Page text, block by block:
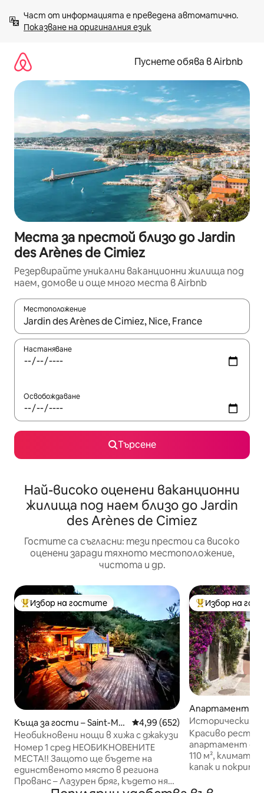
към
съдържанието
Показване на оригиналния език
Пуснете обява в Airbnb
Места за престой близо до Jardin
des Arènes de Cimiez
Резервирайте уникални ваканционни жилища под
наем, домове и още много места в Airbnb
Местоположение
Когато резултатите се покажат, използвайте
Настаняване
Освобождаване
Търсене
Най-високо оценени ваканционни
жилища под наем близо до Jardin
des Arènes de Cimiez
Гостите са съгласни: тези престои са високо
оценени заради тяхното местоположение,
чистота и др.
Най-популярен избор на гостите
Избор на гостите
Къща за гости – Saint-Mar
tin-du-Var
Средна оценка: 4,99 от 5,
4,99 (652)
Необикновени нощи в хижа с джакузи
Номер 1 сред НЕОБИКНОВЕНИТЕ
МЕСТА!! Защото ще бъдете на
единственото място в региона
Прованс – Лазурен бряг, където няма
Най-популярен
Избор на
Апартамент –
e Vence
поета – домът
Красиво
апартамент от
110 м²,
капак и
сърцето на